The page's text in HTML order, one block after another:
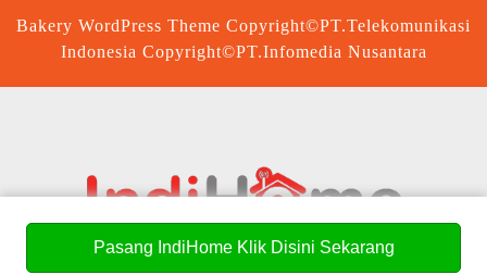
Bakery WordPress Theme Copyright©PT.Telekomunikasi
Indonesia Copyright©PT.Infomedia Nusantara
Pasang IndiHome Klik Disini Sekarang